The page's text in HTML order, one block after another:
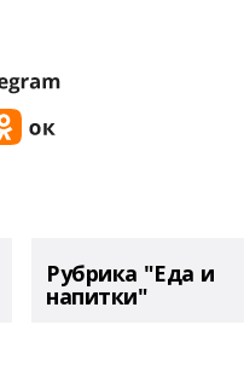
Рубрика "Еда и
напитки"